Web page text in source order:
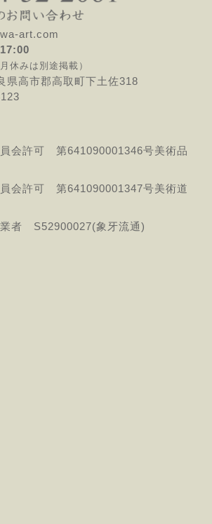
art.com
休みは別途掲載）
県高市郡高取町下土佐318
員会許可 第641090001346号美術品
員会許可 第641090001347号美術道
業者 S52900027(象牙流通)